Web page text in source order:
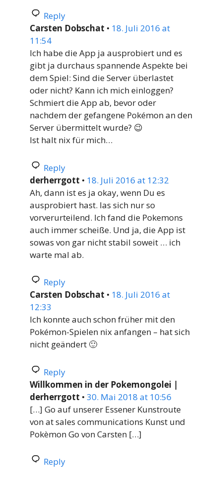
Reply
Carsten Dobschat • 18. Juli 2016 at
11:54
Ich habe die App ja ausprobiert und es
gibt ja durchaus spannende Aspekte bei
dem Spiel: Sind die Server überlastet
oder nicht? Kann ich mich einloggen?
Schmiert die App ab, bevor oder
nachdem der gefangene Pokémon an den
Server übermittelt wurde? 😉
Ist halt nix für mich…
Reply
derherrgott • 18. Juli 2016 at 12:32
Ah, dann ist es ja okay, wenn Du es
ausprobiert hast. las sich nur so
vorverurteilend. Ich fand die Pokemons
auch immer scheiße. Und ja, die App ist
sowas von gar nicht stabil soweit … ich
warte mal ab.
Reply
Carsten Dobschat • 18. Juli 2016 at
12:33
Ich konnte auch schon früher mit den
Pokémon-Spielen nix anfangen – hat sich
nicht geändert 🙂
Reply
Willkommen in der Pokemongolei |
derherrgott • 30. Mai 2018 at 10:56
[…] Go auf unserer Essener Kunstroute
von at sales communications Kunst und
Pokèmon Go von Carsten […]
Reply